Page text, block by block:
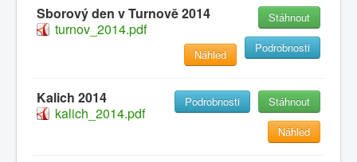
Hlavní
Historie
Kalendář
Kontakty
Sborový den v Turnově 2014
turnov_2014.pdf
Stáhnout
Podrobnosti
Náhled
Kalich 2014
kalich_2014.pdf
Stáhnout
Podrobnosti
Náhled